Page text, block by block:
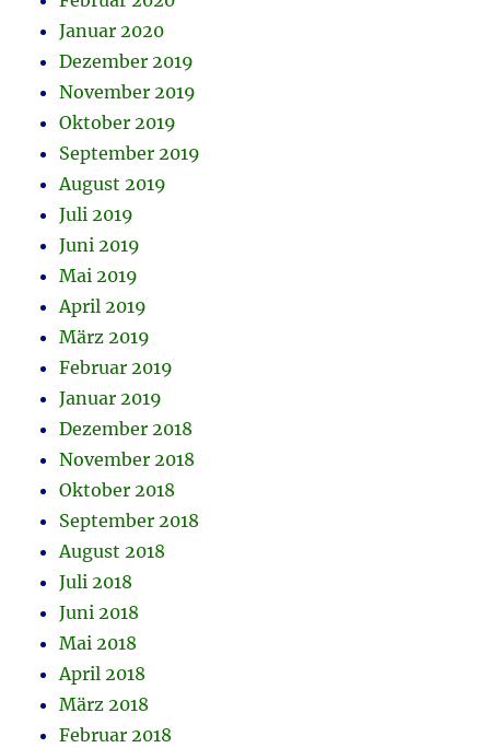
Januar 2020
Dezember 2019
November 2019
Oktober 2019
September 2019
August 2019
Juli 2019
Juni 2019
Mai 2019
April 2019
März 2019
Februar 2019
Januar 2019
Dezember 2018
November 2018
Oktober 2018
September 2018
August 2018
Juli 2018
Juni 2018
Mai 2018
April 2018
März 2018
Februar 2018